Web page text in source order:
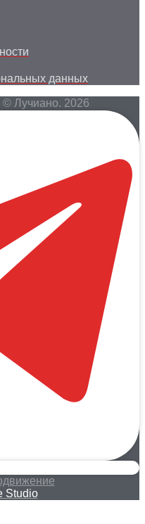
данных
Лучиано. 2026
Studio